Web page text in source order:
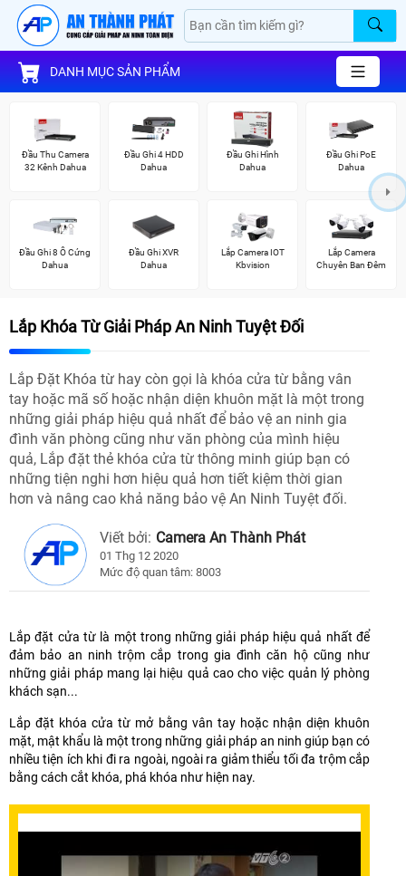
DANH MỤC SẢN PHẨM
Đầu Thu Camera
32 Kênh Dahua
Đầu Ghi 4 HDD
Dahua
Đầu Ghi Hình
Dahua
Đầu Ghi PoE
Dahua
Đầu Ghi 8 Ổ Cứng
Dahua
Đầu Ghi XVR
Dahua
Lắp Camera IOT
Kbvision
Lắp Camera
Chuyên Ban Đêm
Lắp Khóa Từ Giải Pháp An Ninh Tuyệt Đối
Lắp Đặt Khóa từ hay còn gọi là khóa cửa từ bằng vân
tay hoặc mã số hoặc nhận diện khuôn mặt là một trong
những giải pháp hiệu quả nhất để bảo vệ an ninh gia
đình văn phòng cũng như văn phòng của mình hiệu
quả, Lắp đặt thẻ khóa cửa từ thông minh giúp bạn có
những tiện nghi hơn hiệu quả hơn tiết kiệm thời gian
hơn và nâng cao khả năng bảo vệ An Ninh Tuyệt đối.
Viết bởi: Camera An Thành Phát
01 Thg 12 2020
Mức độ quan tâm: 8003
Lắp đặt cửa từ là một trong những giải pháp hiệu quả nhất để
đảm bảo an ninh trộm cắp trong gia đình căn hộ cũng như
những giải pháp mang lại hiệu quả cao cho việc quản lý phòng
khách sạn...
Lắp đặt khóa cửa từ mở bằng vân tay hoặc nhận diện khuôn
mặt, mật khẩu là một trong những giải pháp an ninh giúp bạn có
nhiều tiện ích khi đi ra ngoài, ngoài ra giảm thiểu tối đa trộm cắp
bằng cách cắt khóa, phá khóa như hiện nay.